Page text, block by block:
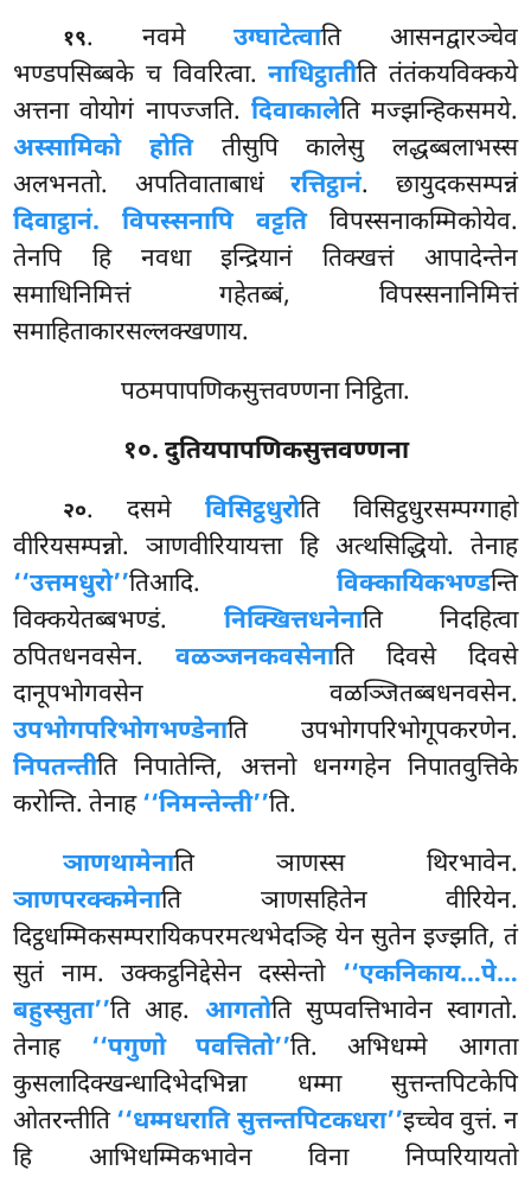
१९. नवमेउग्घाटेत्वाति आसनद्वारञ्चेव
भण्डपसिब्बके च विवरित्वा.नाधिट्ठातीति तंतंकयविक्कये
अत्तना वोयोगं नापज्जति. दिवाकालेति मज्झन्हिकसमये.
अस्सामिको होतितीसुपि कालेसु लद्धब्बलाभस्स
अलभनतो. अपतिवाताबाधंरत्तिट्ठानं. छायुदकसम्पन्नं
दिवाट्ठानं. विपस्सनापि वट्टतिविपस्सनाकम्मिकोयेव.
तेनपि हि नवधा इन्द्रियानं तिक्खत्तं आपादेन्तेन
समाधिनिमित्तं गहेतब्बं, विपस्सनानिमित्तं
समाहिताकारसल्लक्खणाय.
पठमपापणिकसुत्तवण्णना निट्ठिता.
१०. दुतियपापणिकसुत्तवण्णना
२०. दसमे विसिट्ठधुरोति विसिट्ठधुरसम्पग्गाहो
वीरियसम्पन्नो. ञाणवीरियायत्ता हि अत्थसिद्धियो. तेनाह
‘‘उत्तमधुरो’’तिआदि. विक्कायिकभण्डन्ति
विक्कयेतब्बभण्डं. निक्खित्तधनेनाति निदहित्वा
ठपितधनवसेन.वळञ्जनकवसेनाति दिवसे दिवसे
दानूपभोगवसेन वळञ्जितब्बधनवसेन.
उपभोगपरिभोगभण्डेनाति उपभोगपरिभोगूपकरणेन.
निपतन्तीति निपातेन्ति, अत्तनो धनग्गहेन निपातवुत्तिके
करोन्ति. तेनाह‘‘निमन्तेन्ती’’ति.
ञाणथामेनाति ञाणस्स थिरभावेन.
ञाणपरक्कमेनाति ञाणसहितेन वीरियेन.
दिट्ठधम्मिकसम्परायिकपरमत्थभेदञ्हि येन सुतेन इज्झति, तं
सुतं नाम. उक्कट्ठनिद्देसेन दस्सेन्तो ‘‘एकनिकाय…पे…
बहुस्सुता’’ति आह. आगतोति सुप्पवत्तिभावेन स्वागतो.
तेनाह ‘‘पगुणो पवत्तितो’’ति. अभिधम्मे आगता
कुसलादिक्खन्धादिभेदभिन्ना धम्मा सुत्तन्तपिटकेपि
ओतरन्तीति‘‘धम्मधराति सुत्तन्तपिटकधरा’’इच्चेव वुत्तं. न
हि आभिधम्मिकभावेनविना निप्परियायतो